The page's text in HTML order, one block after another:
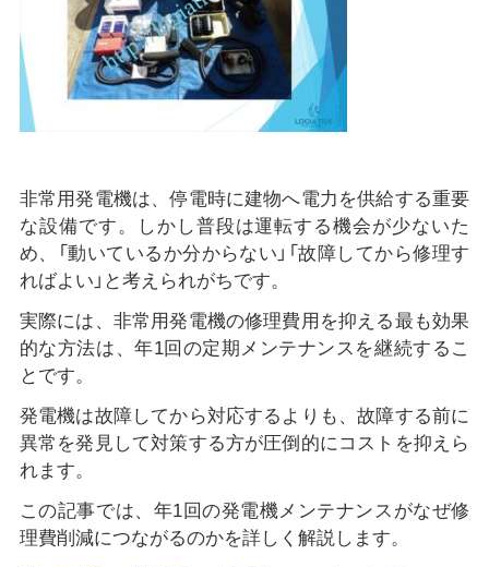
非常用発電機は、停電時に建物へ電力を供給する重要
な設備です。しかし普段は運転する機会が少ないた
め、「動いているか分からない」「故障してから修理す
ればよい」と考えられがちです。
実際には、非常用発電機の修理費用を抑える最も効果
的な方法は、年1回の定期メンテナンスを継続するこ
とです。
発電機は故障してから対応するよりも、故障する前に
異常を発見して対策する方が圧倒的にコストを抑えら
れます。
この記事では、年1回の発電機メンテナンスがなぜ修
理費削減につながるのかを詳しく解説します。